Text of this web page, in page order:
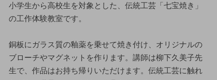
小学生から高校生を対象とした、伝統工芸「七宝焼き」
の工作体験教室です。
銅板にガラス質の釉薬を乗せて焼き付け、オリジナルの
ブローチやマグネットを作ります。講師は柳下久美子先
生で、作品はお持ち帰りいただけます。伝統工芸に触れ